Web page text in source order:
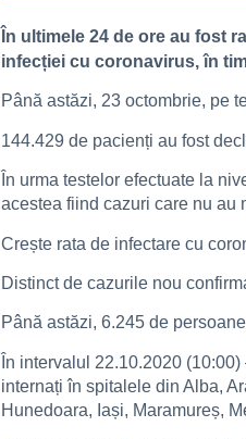
În ultimele 24 de ore au fost
infecției cu coronavirus, în
Până astăzi, 23 octombrie, pe
144.429 de pacienți au fost
În urma testelor efectuate la
acestea fiind cazuri care nu au
Crește rata de infectare cu
Distinct de cazurile nou
Până astăzi, 6.245 de
În intervalul 22.10.2020
internați în spitalele din Alba,
Hunedoara, Iași, Maramureș,